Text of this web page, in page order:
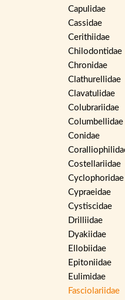
Capulidae
Cassidae
Cerithiidae
Chilodontidae
Chronidae
Clathurellidae
Clavatulidae
Colubrariidae
Columbellidae
Conidae
Costellariidae
Cyclophoridae
Cypraeidae
Cystiscidae
Drilliidae
Dyakiidae
Ellobiidae
Epitoniidae
Eulimidae
Fasciolariidae